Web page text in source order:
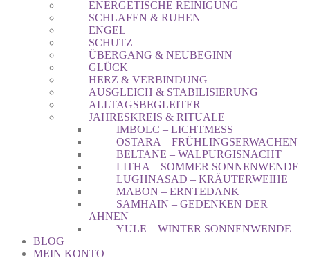
ENERGETISCHE REINIGUNG
SCHLAFEN & RUHEN
ENGEL
SCHUTZ
ÜBERGANG & NEUBEGINN
GLÜCK
HERZ & VERBINDUNG
AUSGLEICH & STABILISIERUNG
ALLTAGSBEGLEITER
JAHRESKREIS & RITUALE
IMBOLC – LICHTMESS
OSTARA – FRÜHLINGSERWACHEN
BELTANE – WALPURGISNACHT
LITHA – SOMMER SONNENWENDE
LUGHNASAD – KRÄUTERWEIHE
MABON – ERNTEDANK
SAMHAIN – GEDENKEN DER
AHNEN
YULE – WINTER SONNENWENDE
BLOG
MEIN KONTO